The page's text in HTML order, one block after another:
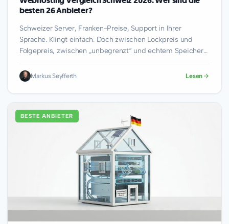
besten 26 Anbieter?
Schweizer Server, Franken-Preise, Support in Ihrer
Sprache. Klingt einfach. Doch zwischen Lockpreis und
Folgepreis, zwischen „unbegrenzt“ und echtem Speicher
entscheidet sich, ob…
Markus Seyfferth Lesen
BESTE ANBIETER